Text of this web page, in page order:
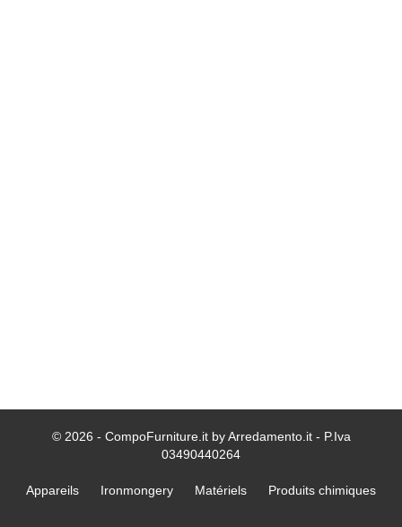
© 2026 - CompoFurniture.it by Arredamento.it - P.Iva
03490440264
Appareils Ironmongery Matériels Produits chimiques